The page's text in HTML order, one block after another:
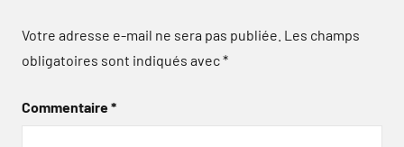
Votre adresse e-mail ne sera pas publiée. Les champs
obligatoires sont indiqués avec*
Commentaire*